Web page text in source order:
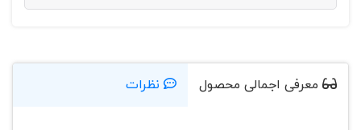
معرفی اجمالی محصول نظرات